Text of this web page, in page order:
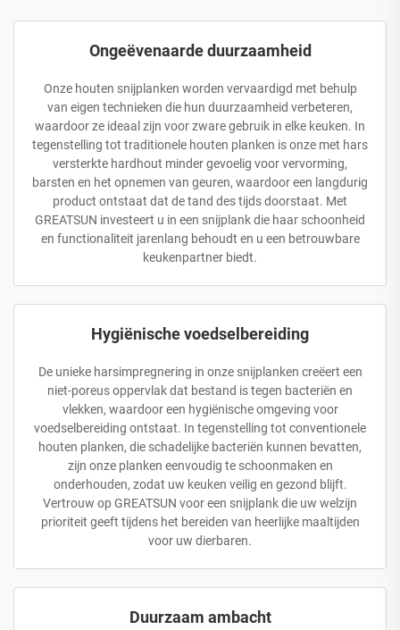
Ongeëvenaarde duurzaamheid
Onze houten snijplanken worden vervaardigd met behulp
van eigen technieken die hun duurzaamheid verbeteren,
waardoor ze ideaal zijn voor zware gebruik in elke keuken. In
tegenstelling tot traditionele houten planken is onze met hars
versterkte hardhout minder gevoelig voor vervorming,
barsten en het opnemen van geuren, waardoor een langdurig
product ontstaat dat de tand des tijds doorstaat. Met
GREATSUN investeert u in een snijplank die haar schoonheid
en functionaliteit jarenlang behoudt en u een betrouwbare
keukenpartner biedt.
Hygiënische voedselbereiding
De unieke harsimpregnering in onze snijplanken creëert een
niet-poreus oppervlak dat bestand is tegen bacteriën en
vlekken, waardoor een hygiënische omgeving voor
voedselbereiding ontstaat. In tegenstelling tot conventionele
houten planken, die schadelijke bacteriën kunnen bevatten,
zijn onze planken eenvoudig te schoonmaken en
onderhouden, zodat uw keuken veilig en gezond blijft.
Vertrouw op GREATSUN voor een snijplank die uw welzijn
prioriteit geeft tijdens het bereiden van heerlijke maaltijden
voor uw dierbaren.
Duurzaam ambacht